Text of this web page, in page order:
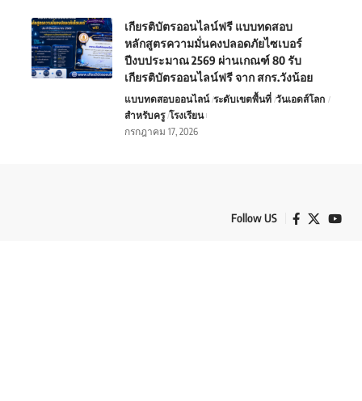
เกียรติบัตรออนไลน์ฟรี แบบทดสอบ
หลักสูตรความมั่นคงปลอดภัยไซเบอร์
ปีงบประมาณ 2569 ผ่านเกณฑ์ 80 รับ
เกียรติบัตรออนไลน์ฟรี จาก สกร.วังน้อย
แบบทดสอบออนไลน์ ระดับเขตพื้นที่ วันเอดส์โลก
สำหรับครู โรงเรียน
กรกฎาคม 17, 2026
Follow US